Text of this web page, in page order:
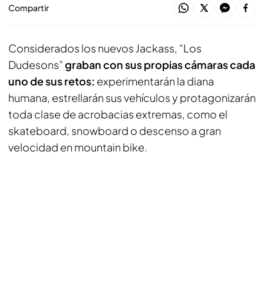
Compartir
Considerados los nuevos Jackass, “Los
Dudesons”graban con sus propias cámaras cada
uno de sus retos: experimentarán la diana
humana, estrellarán sus vehículos y protagonizarán
toda clase de acrobacias extremas, como el
skateboard, snowboard o descenso a gran
velocidad en mountain bike.